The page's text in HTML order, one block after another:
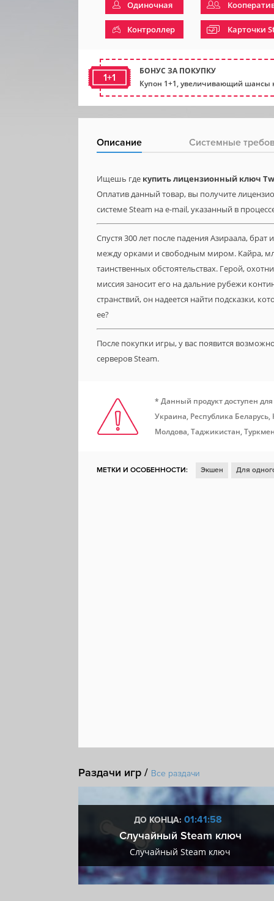
Одиночная
Контроллер Карточки
1+1
БОНУС ЗА ПОКУПКУ
Купон 1+1, увеличивающий шансы
Описание Системные
Ищешь где купить лицензионный ключ
Оплатив данный товар, вы получите
системе Steam на e-mail, указанный в
Спустя 300 лет после падения Азираала,
между орками и свободным миром. Кайра,
таинственных обстоятельствах. Герой,
миссия заносит его на дальние рубежи
странствий, он надеется найти подсказки,
ее?
После покупки игры, у вас появится
серверов Steam.
* Данный продукт доступен
Украина, Республика
Молдова, Таджикистан,
МЕТКИ И ОСОБЕННОСТИ: Экшен Для
Раздачи игр / Все раздачи
ДО КОНЦА: 01:41:58
Случайный Steam ключ
Случайный Steam ключ